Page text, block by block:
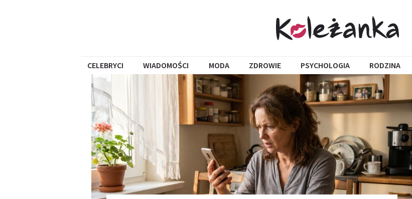
CELEBRYCI WIADOMOŚCI MODA ZDROWIE PSYCHOLOGIA RODZINA